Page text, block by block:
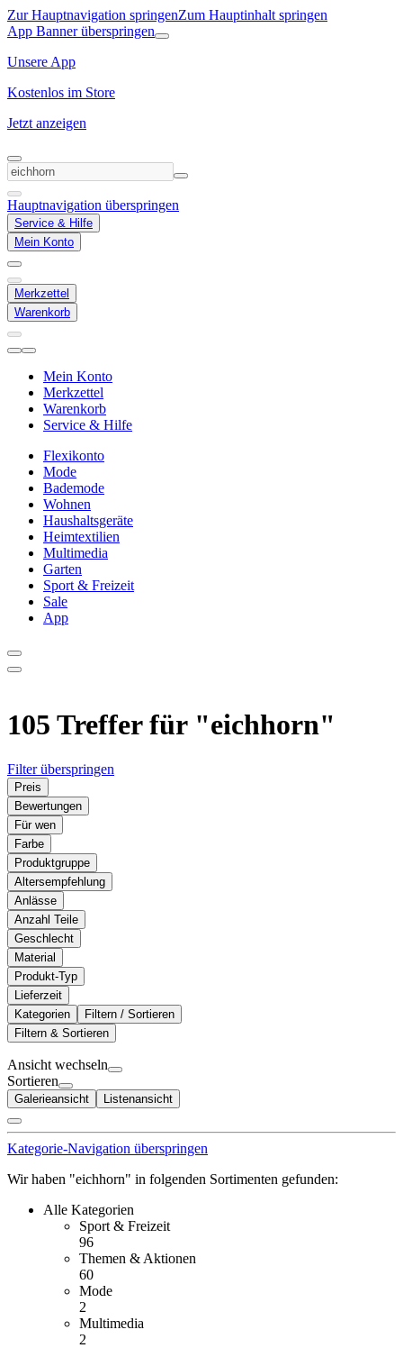
Zur Hauptnavigation springenZum Hauptinhalt springen
App Banner überspringen
Unsere App
Kostenlos im Store
Jetzt anzeigen
Hauptnavigation überspringen
Service & Hilfe
Mein Konto
Merkzettel
Warenkorb
Mein Konto
Merkzettel
Warenkorb
Service & Hilfe
Flexikonto
Mode
Bademode
Wohnen
Haushaltsgeräte
Heimtextilien
Multimedia
Garten
Sport & Freizeit
Sale
App
105 Treffer für "eichhorn"
Filter überspringen
Preis
Bewertungen
Für wen
Farbe
Produktgruppe
Altersempfehlung
Anlässe
Anzahl Teile
Geschlecht
Material
Produkt-Typ
Lieferzeit
Kategorien
Filtern / Sortieren
Filtern & Sortieren
Ansicht wechseln
Sortieren
Galerieansicht Listenansicht
Kategorie-Navigation überspringen
Wir haben "eichhorn" in folgenden Sortimenten gefunden:
Alle Kategorien
Sport & Freizeit
96
Themen & Aktionen
60
Mode
2
Multimedia
2